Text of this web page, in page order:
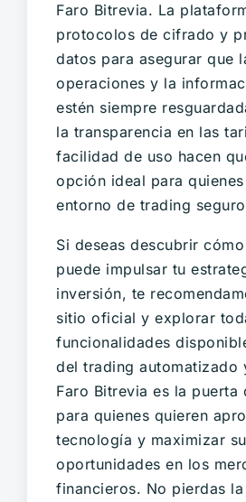
Faro Bitrevia. La
protocolos de cifrado y
datos para asegurar que
operaciones y la
estén siempre
la transparencia en las
facilidad de uso hacen
opción ideal para
entorno de trading
Si deseas descubrir
puede impulsar tu
inversión, te
sitio oficial y explorar
funcionalidades
del trading automatizado
Faro Bitrevia es la puerta
para quienes quieren
tecnología y maximizar
oportunidades en los
financieros. No pierdas